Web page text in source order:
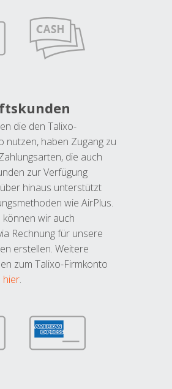
die den Talixo-
nutzen, haben Zugang zu
die auch
zur Verfügung
hinaus unterstützt
wie AirPlus.
wir auch
Rechnung für unsere
erstellen. Weitere
zum Talixo-Firmkonto
hier.